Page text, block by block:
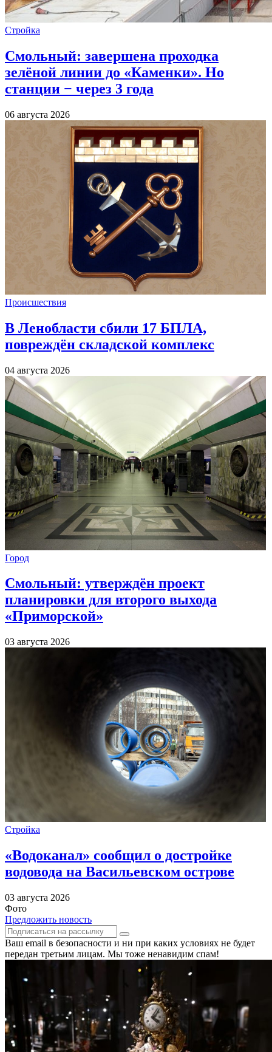
Стройка
Смольный: завершена проходка
зелёной линии до «Каменки». Но
станции − через 3 года
06 августа 2026
Происшествия
В Ленобласти сбили 17 БПЛА,
повреждён складской комплекс
04 августа 2026
Город
Смольный: утверждён проект
планировки для второго выхода
«Приморской»
03 августа 2026
Стройка
«Водоканал» сообщил о достройке
водовода на Васильевском острове
03 августа 2026
Фото
Предложить новость
Ваш email в безопасности и ни при каких условиях не будет
передан третьим лицам. Мы тоже ненавидим спам!